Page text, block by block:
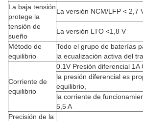
La baja tensión
protege la
tensión de
sueño
La versión NCM/LFP < 2,7
La versión LTO <1,8 V
Método de
equilibrio
Todo el grupo de baterías
la ecualización activa del
Corriente de
equilibrio
0.1V Presión diferencial 1A
la presión diferencial es
equilibrio,
la corriente de
5,5 A
Precisión de la